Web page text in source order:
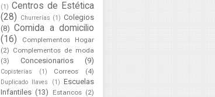
(1) Centros de Estética
(28)
Churrerías (1) Colegios
(8) Comida a domicilio
(16)
Complementos Hogar
(2) Complementos de moda
(3)
Concesionarios (9)
Copisterías (1) Correos (4)
Duplicado llaves (1) Escuelas
Infantiles (13) Estancos (2)